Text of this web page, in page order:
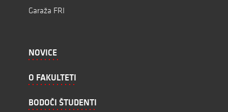
Garaža FRI
NOVICE
O FAKULTETI
BODOČI ŠTUDENTI